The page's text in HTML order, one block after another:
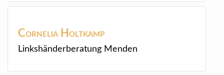
Cornelia Holtkamp
Linkshänderberatung Menden